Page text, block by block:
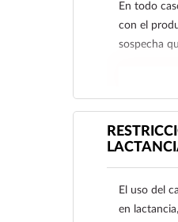
En todo
con el
sospecha
El uso del
en